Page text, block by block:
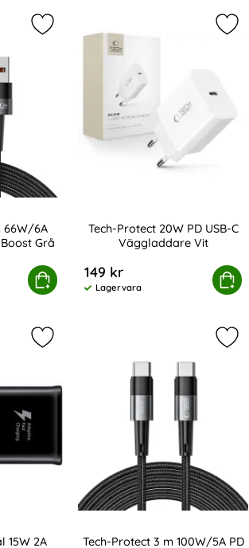
66W/6A
Grå
Köp
6A USB-C Kabel UltraBoost Grå
Markera tech-Protect 2 m 66W/6A
Tech-Protect 20W PD USB-C
Väggladdare Vit
149 kr
Tillgänglighet:
Lagervara
Köp
Tech-Protect 20W PD
15W 2A
Markera samsung Original 15W 2A
Tech-Protect 3 m 100W/5A PD